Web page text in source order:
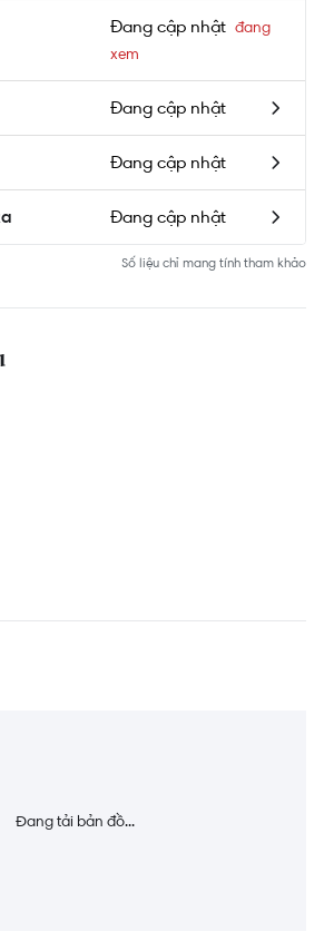
Đang cập nhật
Đang cập nhật
Đang cập nhật
Đang cập nhật
Số liệu chỉ mang tính tham khảo
đồng
mại
Đang tải bản đồ...